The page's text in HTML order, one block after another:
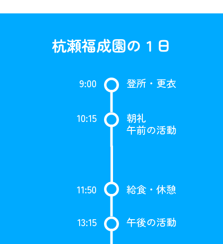
杭瀬福成園の１日
9:00 登所・更衣
10:15
朝礼
午前の活動
11:50 給食・休憩
13:15 午後の活動